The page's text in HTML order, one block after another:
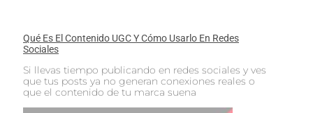
Qué Es El Contenido UGC Y Cómo Usarlo En Redes
Sociales
Si llevas tiempo publicando en redes sociales y ves
que tus posts ya no generan conexiones reales o
que el contenido de tu marca suena